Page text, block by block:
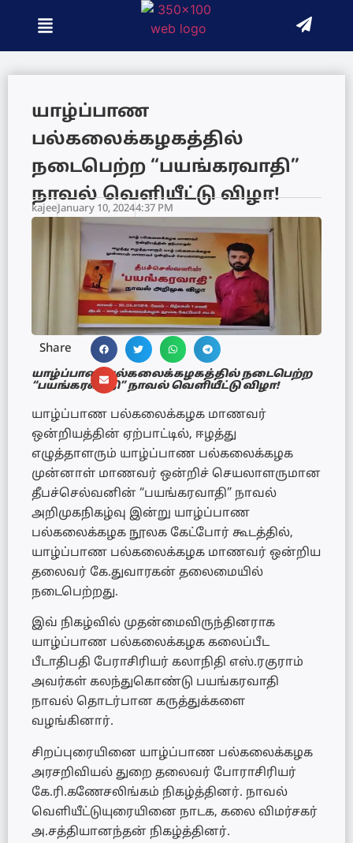
யாழ்ப்பாண
பல்கலைக்கழகத்தில்
நடைபெற்ற “பயங்கரவாதி”
நாவல் வெளியீட்டு விழா!
kajee January 10, 20244:37 PM
Share
யாழ்ப்பாண பல்கலைக்கழகத்தில் நடைபெற்ற
“பயங்கரவாதி” நாவல் வெளியீட்டு விழா!
யாழ்ப்பாண பல்கலைக்கழக மாணவர்
ஒன்றியத்தின் ஏற்பாட்டில், ஈழத்து
எழுத்தாளரும் யாழ்ப்பாண பல்கலைக்கழக
முன்னாள் மாணவர் ஒன்றிச் செயலாளருமான
தீபச்செல்வனின் “பயங்கரவாதி” நாவல்
அறிமுகநிகழ்வு இன்று யாழ்ப்பாண
பல்கலைக்கழக நூலக கேட்போர் கூடத்தில்,
யாழ்ப்பாண பல்கலைக்கழக மாணவர் ஒன்றிய
தலைவர் கே.துவாரகன் தலைமையில்
நடைபெற்றது.
இவ் நிகழ்வில் முதன்மைவிருந்தினராக
யாழ்ப்பாண பல்கலைக்கழக கலைப்பீட
பீடாதிபதி பேராசிரியர் கலாநிதி எஸ்.ரகுராம்
அவர்கள் கலந்துகொண்டு பயங்கரவாதி
நாவல் தொடர்பான கருத்துக்களை
வழங்கினார்.
சிறப்புரையினை யாழ்ப்பாண பல்கலைக்கழக
அரசறிவியல் துறை தலைவர் போராசிரியர்
கே.ரி.கணேசலிங்கம் நிகழ்த்தினர். நாவல்
வெளியீட்டுயுரையினை நாடக, கலை விமர்சகர்
அ.சத்தியானந்தன் நிகழ்த்தினர்.